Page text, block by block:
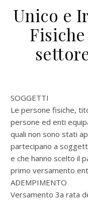
Unico e
SOGGETTI
Le persone fisiche,
persone ed enti
quali non sono stati
partecipano a
e che hanno scelto il
primo versamento
ADEMPIMENTO
Versamento 3a rata